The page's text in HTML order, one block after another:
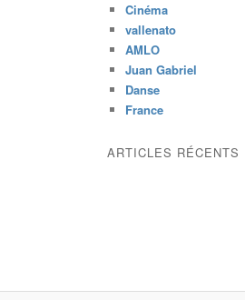
Cinéma
vallenato
AMLO
Juan Gabriel
Danse
France
ARTICLES RÉCENTS